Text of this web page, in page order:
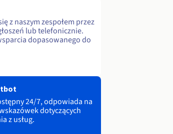
z naszym zespołem przez
lub telefonicznie.
dopasowanego do
24/7, odpowiada na
dotyczących
z usług.